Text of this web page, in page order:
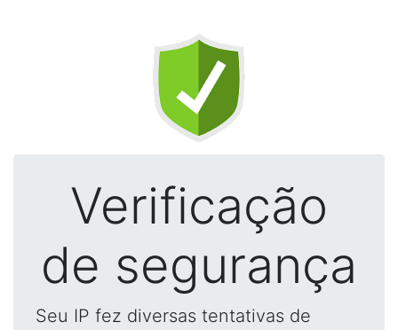
Verificação
de segurança
Seu IP fez diversas tentativas de